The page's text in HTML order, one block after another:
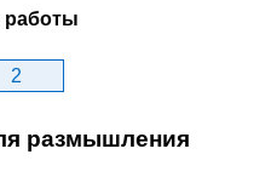
работы
2
размышления